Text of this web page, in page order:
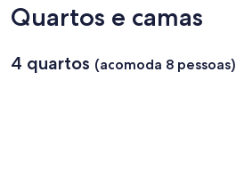
do
Loire)
Quartos e camas
4 quartos (acomoda 8 pessoas)